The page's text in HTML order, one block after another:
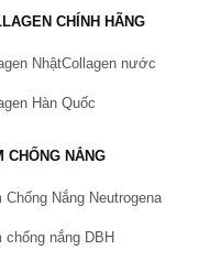
CHÍNH HÃNG
NhậtCollagen nước
Hàn Quốc
CHỐNG NẮNG
Chống Nắng Neutrogena
chống nắng DBH